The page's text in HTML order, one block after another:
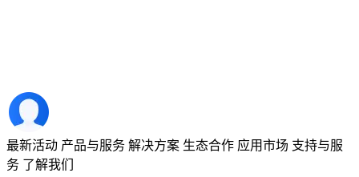
最新活动 产品与服务 解决方案 生态合作 应用市场 支持与服
务 了解我们